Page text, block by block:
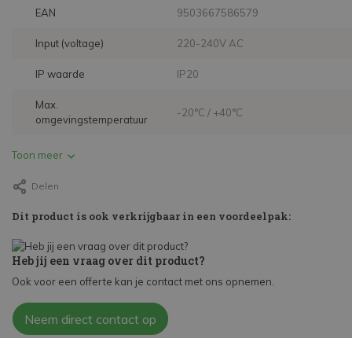
EAN 9503667586579
Input (voltage) 220-240V AC
IP waarde IP20
Max.
omgevingstemperatuur
-20°C / +40°C
Toon meer
Delen
Dit product is ook verkrijgbaar in een voordeelpak:
Heb jij een vraag over dit product?
Ook voor een offerte kan je contact met ons opnemen.
Neem direct contact op